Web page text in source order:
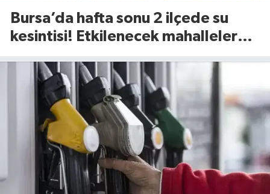
Bursa’da hafta sonu 2 ilçede su
kesintisi! Etkilenecek mahalleler